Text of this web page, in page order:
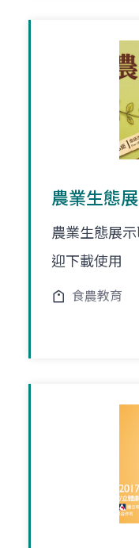
農業生態
農業生態展
迎下載使用
食農教育